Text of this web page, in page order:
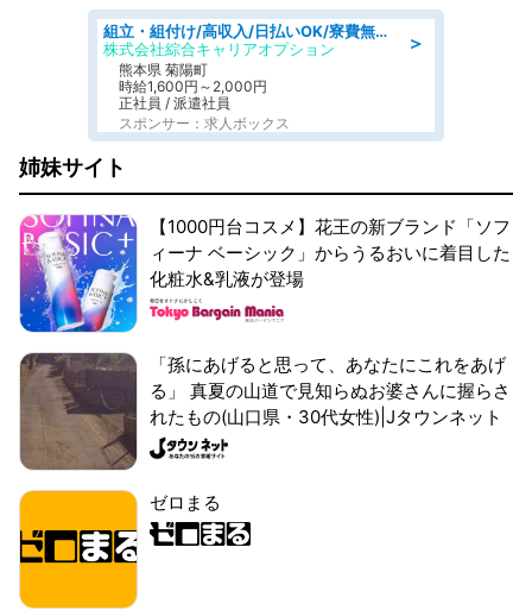
＞
組立・組付け/高収入/日払いOK/寮費無料/交替制/20・30・40代活躍中
株式会社綜合キャリアオプション
熊本県 菊陽町
時給1,600円～2,000円
正社員 / 派遣社員
スポンサー：求人ボックス
姉妹サイト
【1000円台コスメ】花王の新ブランド「ソフ
ィーナ ベーシック」からうるおいに着目した
化粧水&乳液が登場
「孫にあげると思って、あなたにこれをあげ
る」 真夏の山道で見知らぬお婆さんに握らさ
れたもの(山口県・30代女性)|Jタウンネット
ゼロまる